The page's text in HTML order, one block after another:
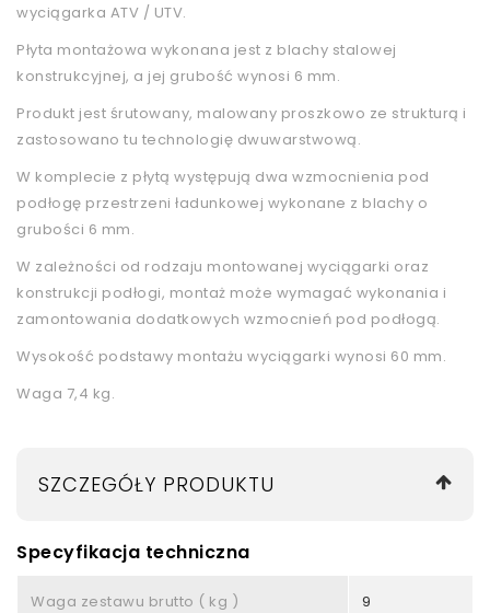
wyciągarka ATV / UTV.
Płyta montażowa wykonana jest z blachy stalowej
konstrukcyjnej, a jej grubość wynosi 6 mm.
Produkt jest śrutowany, malowany proszkowo ze strukturą i
zastosowano tu technologię dwuwarstwową.
W komplecie z płytą występują dwa wzmocnienia pod
podłogę przestrzeni ładunkowej wykonane z blachy o
grubości 6 mm.
W zależności od rodzaju montowanej wyciągarki oraz
konstrukcji podłogi, montaż może wymagać wykonania i
zamontowania dodatkowych wzmocnień pod podłogą.
Wysokość podstawy montażu wyciągarki wynosi 60 mm.
Waga 7,4 kg.
SZCZEGÓŁY PRODUKTU
Specyfikacja techniczna
Waga zestawu brutto ( kg ) 9